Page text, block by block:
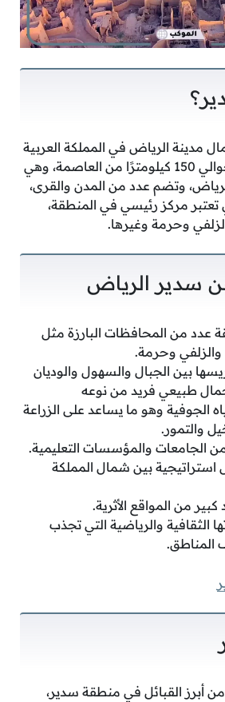
مدينة الرياض في المملكة العربية
السعودية، على بعد حوالي 150 كيلومترًا من العاصمة، وهي
وتضم عدد من المدن والقرى،
تعتبر مركز رئيسي في المنطقة،
وحرمة وغيرها.
سدير الرياض
عدد من المحافظات البارزة مثل
والزلفي وحرمة.
بين الجبال والسهول والوديان
طبيعي فريد من نوعه
الجوفية وهو ما يساعد على الزراعة
والتمور.
من الجامعات والمؤسسات التعليمية.
بين شمال المملكة
من المواقع الأثرية.
الثقافية والرياضية التي تجذب
المناطق.
أبرز القبائل في منطقة سدير،